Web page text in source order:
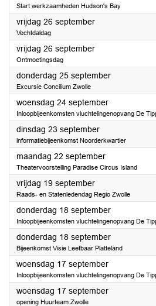
Start werkzaamheden Hudson's Bay
vrijdag 26 september2025
Vechtdaldag
vrijdag 26 september2025
Ontmoetingsdag
donderdag 25 september2025
Excursie Concilium Zwolle
woensdag 24 september2025
Inloopbijeenkomsten vluchtelingenopvang De
dinsdag 23 september2025
informatiebijeenkomst Noorderkwartier
maandag 22 september2025
Theatervoorstelling Paradise Circus Island
vrijdag 19 september2025
Raads- en Statenledendag Regio Zwolle
donderdag 18 september2025
Inloopbijeenkomsten vluchtelingenopvang De
donderdag 18 september2025
Bijeenkomst Visie Leefbaar Platteland
woensdag 17 september2025
Inloopbijeenkomsten vluchtelingenopvang De
woensdag 17 september2025
opening Huurteam Zwolle